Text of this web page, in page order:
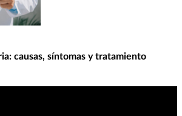
causas, síntomas y tratamiento